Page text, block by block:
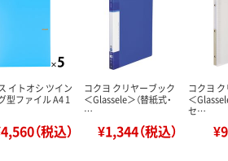
イトオシ ツイン
型ファイル A4 1
（税込）
コクヨ クリヤーブック
＜Glassele＞（替紙式・
…
¥1,344（税込）
コクヨ
＜
セ…